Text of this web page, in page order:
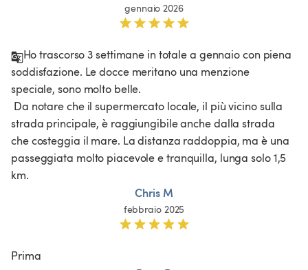
gennaio 2026
Ho trascorso 3 settimane in totale a gennaio con piena
soddisfazione. Le docce meritano una menzione
speciale, sono molto belle.
strada principale, è raggiungibile anche dalla strada
che costeggia il mare. La distanza raddoppia, ma è una
passeggiata molto piacevole e tranquilla, lunga solo 1,5
km.
Chris M
febbraio 2025
Prima